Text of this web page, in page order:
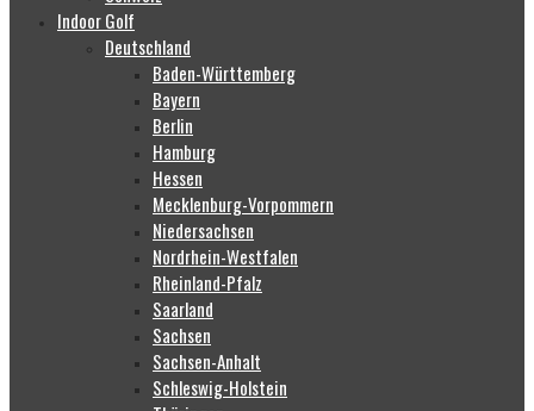
Indoor Golf
Deutschland
Baden-Württemberg
Bayern
Berlin
Hamburg
Hessen
Mecklenburg-Vorpommern
Niedersachsen
Nordrhein-Westfalen
Rheinland-Pfalz
Saarland
Sachsen
Sachsen-Anhalt
Schleswig-Holstein